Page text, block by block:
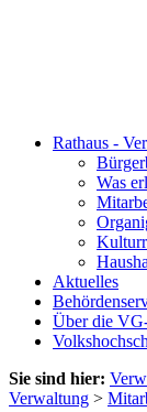
Rathaus -
Was
Aktuelles
Über die
Sie sind hier:
Verwaltung >